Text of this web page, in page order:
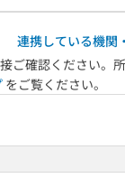
連携している機関
ご確認ください。
をご覧ください。